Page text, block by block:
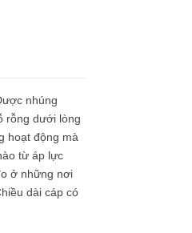
nhúng
rỗng dưới lòng
hoạt động mà
từ áp lực
ở những nơi
dài cáp có